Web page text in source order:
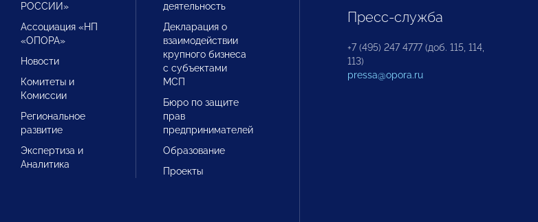
РОССИИ»
Ассоциация «НП
«ОПОРА»
Новости
Комитеты и
Комиссии
Региональное
развитие
Экспертиза и
Аналитика
деятельность
Декларация о
взаимодействии
крупного бизнеса
с субъектами
МСП
Бюро по защите
прав
предпринимателей
Образование
Проекты
Пресс-служба
+7 (495) 247 4777 (доб. 115, 114,
113)
pressa@opora.ru